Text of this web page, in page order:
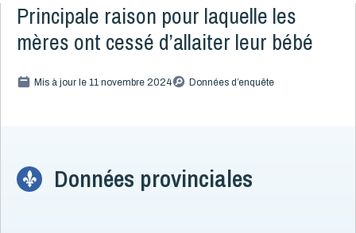
Explorer les données 0-5
Actualités
Données
Toute la liste (199)
Bébés allaités
Principale raison pour laquelle les
mères ont cessé d’allaiter leur bébé
Mis à jour le 11 novembre 2024 Données d’enquête
Données provinciales